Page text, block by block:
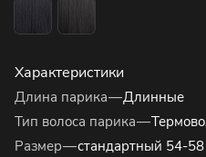
Характеристики
Длина парика—Длинные
Тип волоса парика—
Размер—стандартный 54-